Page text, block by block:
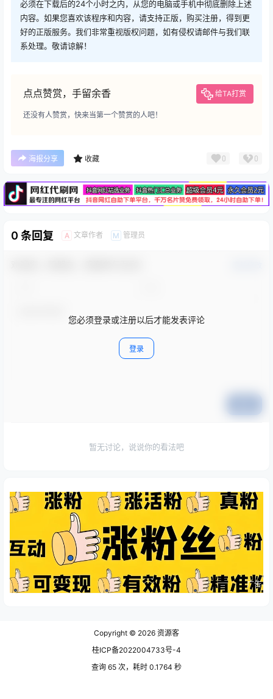
必须在下载后的24个小时之内，从您的电脑或手机中彻底删除上述
内容。如果您喜欢该程序和内容，请支持正版，购买注册，得到更
好的正版服务。我们非常重视版权问题，如有侵权请邮件与我们联
系处理。敬请谅解！
点点赞赏，手留余香 给TA打赏
还没有人赞赏，快来当第一个赞赏的人吧！
海报分享 收藏 0 0
广告
0 条回复 A 文章作者 M 管理员
您必须登录或注册以后才能发表评论
登录
暂无讨论，说说你的看法吧
广告
Copyright © 2026 资源客
桂ICP备2022004733号-4
查询 65 次，耗时 0.1764 秒